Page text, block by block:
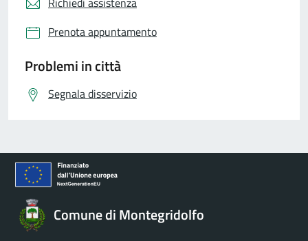
Prenota appuntamento
Problemi in città
Segnala disservizio
Comune di Montegridolfo